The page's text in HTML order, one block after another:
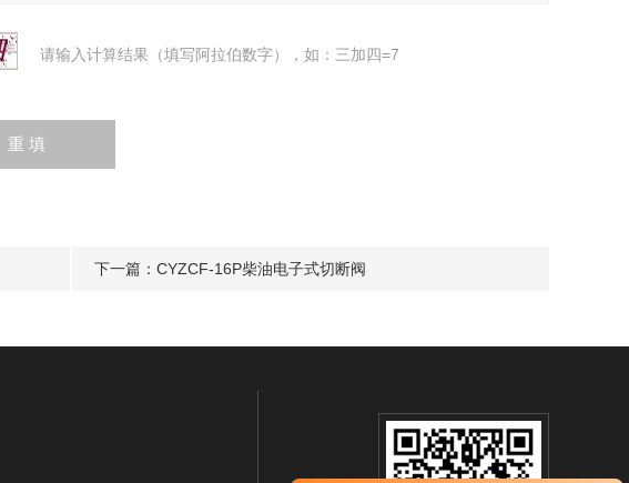
请输入计算结果（填写阿拉伯数字），如：三加四=7
下一篇： CYZCF-16P柴油电子式切断阀